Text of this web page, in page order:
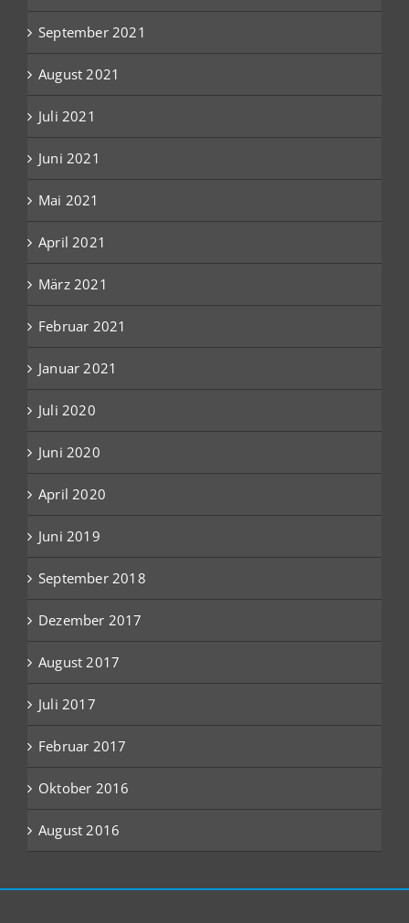
September 2021
August 2021
Juli 2021
Juni 2021
Mai 2021
April 2021
März 2021
Februar 2021
Januar 2021
Juli 2020
Juni 2020
April 2020
Juni 2019
September 2018
Dezember 2017
August 2017
Juli 2017
Februar 2017
Oktober 2016
August 2016